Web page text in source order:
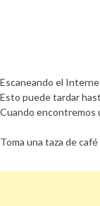
Escaneando el
Esto puede tardar
Cuando encontremos
Toma una taza de